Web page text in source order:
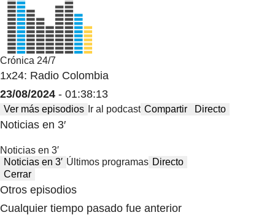
Crónica 24/7
1x24: Radio Colombia
23/08/2024 - 01:38:13
Ver más episodios Ir al podcast Compartir Directo
Noticias en 3′
Noticias en 3′
Noticias en 3′ Últimos programas Directo
Cerrar
Otros episodios
Cualquier tiempo pasado fue anterior